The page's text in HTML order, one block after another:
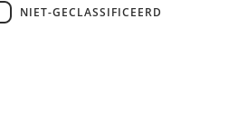
a subsidiary from YoungCapital • ©
NIET-GECLASSIFICEERD